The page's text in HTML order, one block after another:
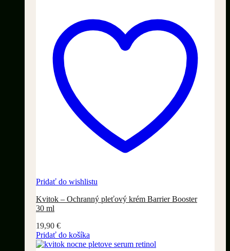
Pridať do wishlistu
Kvitok – Ochranný pleťový krém Barrier Booster
30 ml
19,90 €
Pridať do košíka